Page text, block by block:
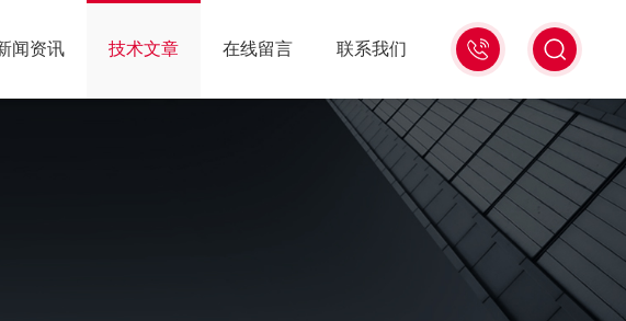
13439477936
闻资讯 技术文章 在线留言 联系我们